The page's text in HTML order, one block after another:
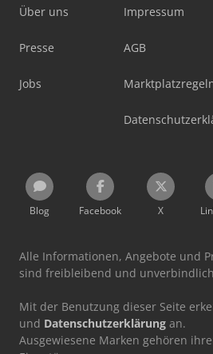
Über uns
Presse
Jobs
Impressum
AGB
Blog Facebook X
Alle Informationen, Angebote und
sind freibleibend und
Mit der Benutzung dieser Seite
und Datenschutzerklärung an.
Ausgewiesene Marken gehören